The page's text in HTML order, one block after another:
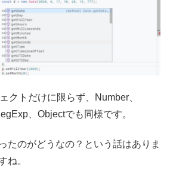
クトだけに限らず、Number、
、Objectでも同様です。
たのがどうなの？という話はありま
ね。